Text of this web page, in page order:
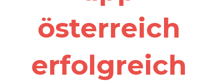
österreich
erfolgreich